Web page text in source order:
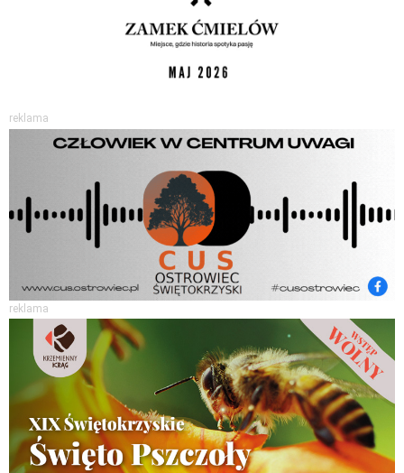
reklama
reklama